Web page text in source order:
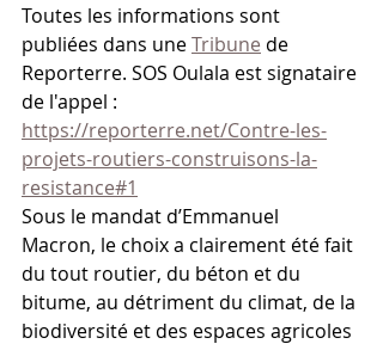
Toutes les informations sont
publiées dans une Tribune de
Reporterre. SOS Oulala est signataire
de l'appel :
https://reporterre.net/Contre-les-
projets-routiers-construisons-la-
resistance#1
Sous le mandat d’Emmanuel
Macron, le choix a clairement été fait
du tout routier, du béton et du
bitume, au détriment du climat, de la
biodiversité et des espaces agricoles